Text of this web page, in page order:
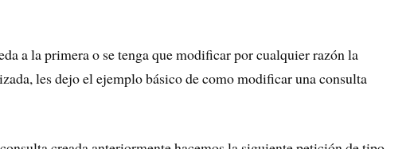
a la primera o se tenga que modificar por cualquier razón la
les dejo el ejemplo básico de como modificar una consulta